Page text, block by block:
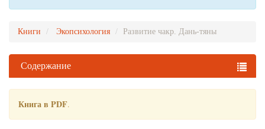
Книги Экопсихология Развитие чакр. Дань-тяны
Содержание
Книга в PDF.